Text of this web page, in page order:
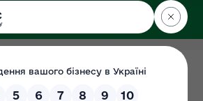
ДЕРЖЕКОІНСПЕКЦІЯ
про